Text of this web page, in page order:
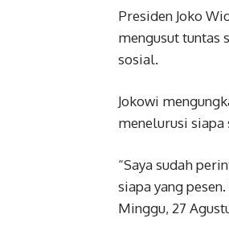
Presiden Joko
mengusut tuntas
sosial.
Jokowi
menelurusi siapa
“Saya sudah
siapa yang
Minggu, 27